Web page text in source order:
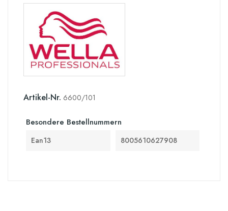
Artikel-Nr. 6600/101
Besondere Bestellnummern
Ean13 8005610627908